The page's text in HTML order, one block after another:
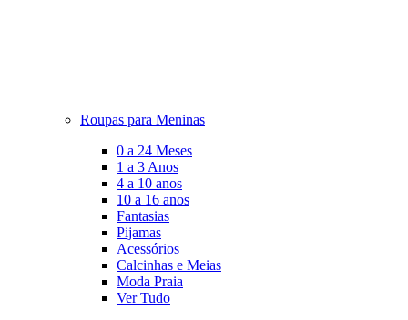
Roupas para Meninas
0 a 24 Meses
1 a 3 Anos
4 a 10 anos
10 a 16 anos
Fantasias
Pijamas
Acessórios
Calcinhas e Meias
Moda Praia
Ver Tudo